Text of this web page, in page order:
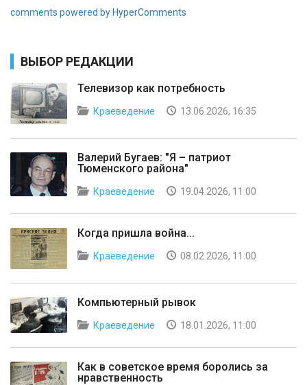
comments powered by HyperComments
ВЫБОР РЕДАКЦИИ
Телевизор как потребность
Краеведение 13.06.2026, 16:35
Валерий Бугаев: "Я – патриот
Тюменского района"
Краеведение 19.04.2026, 11:00
Когда пришла война...
Краеведение 08.02.2026, 11:00
Компьютерный рывок
Краеведение 18.01.2026, 11:00
Как в советское время боролись за
нравственность